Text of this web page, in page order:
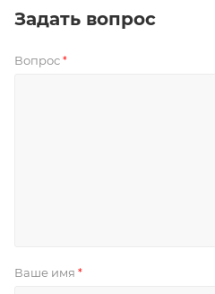
Задать вопрос
Вопрос *
Ваше имя *